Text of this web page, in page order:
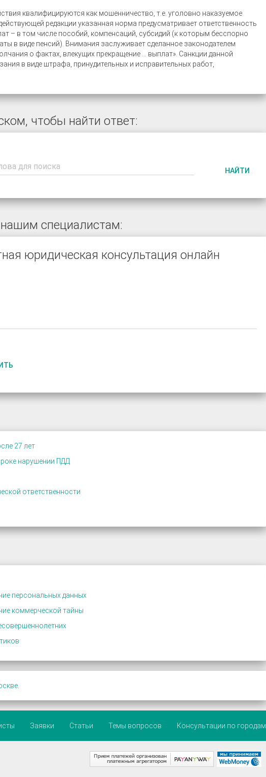
квалифицируются как мошенничество, т.е. уголовно наказуемое
редакции указанная норма предусматривает ответственность
– в том числе пособий, компенсаций, субсидий (к которым бесспорно
в виде пенсий). Внимания заслуживает сделанное законодателем
о фактах, влекущих прекращение … выплат». Санкции данной
в виде штрафа, принудительных и исправительных работ,
чтобы найти ответ:
НАЙТИ
специалистам:
юридическая консультация онлайн
27 лет
нарушении ПДД
ответственности
персональных данных
коммерческой тайны
.
Заявки Статьи Темы вопросов Консультации по городам